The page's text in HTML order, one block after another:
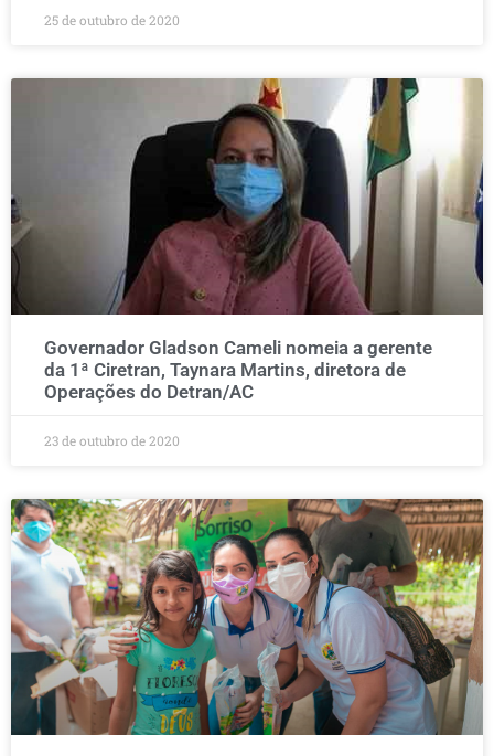
25 de outubro de 2020
Governador Gladson Cameli nomeia a gerente
da 1ª Ciretran, Taynara Martins, diretora de
Operações do Detran/AC
23 de outubro de 2020